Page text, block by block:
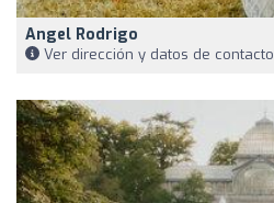
Angel Rodrigo
Ver dirección y datos de contacto